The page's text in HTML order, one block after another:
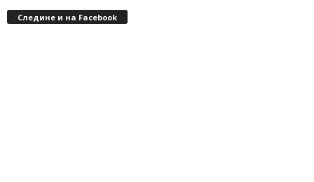
Следине и на Facebook